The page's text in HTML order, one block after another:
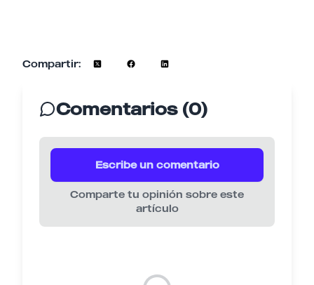
Compartir:
Comentarios (0)
Escribe un comentario
Comparte tu opinión sobre este
artículo